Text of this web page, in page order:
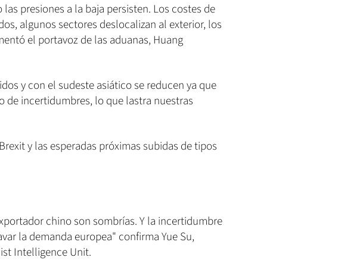
presiones a la baja persisten. Los costes de
algunos sectores deslocalizan al exterior, los
el portavoz de las aduanas, Huang
y con el sudeste asiático se reducen ya que
incertidumbres, lo que lastra nuestras
y las esperadas próximas subidas de tipos
chino son sombrías. Y la incertidumbre
la demanda europea" confirma Yue Su,
Intelligence Unit.